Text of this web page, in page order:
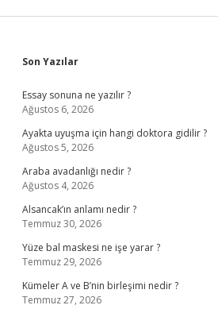
Sidebar
Son Yazılar
Essay sonuna ne yazılır ?
Ağustos 6, 2026
Ayakta uyuşma için hangi doktora gidilir ?
Ağustos 5, 2026
Araba avadanlığı nedir ?
Ağustos 4, 2026
Alsancak’ın anlamı nedir ?
Temmuz 30, 2026
Yüze bal maskesi ne işe yarar ?
Temmuz 29, 2026
Kümeler A ve B’nin birleşimi nedir ?
Temmuz 27, 2026